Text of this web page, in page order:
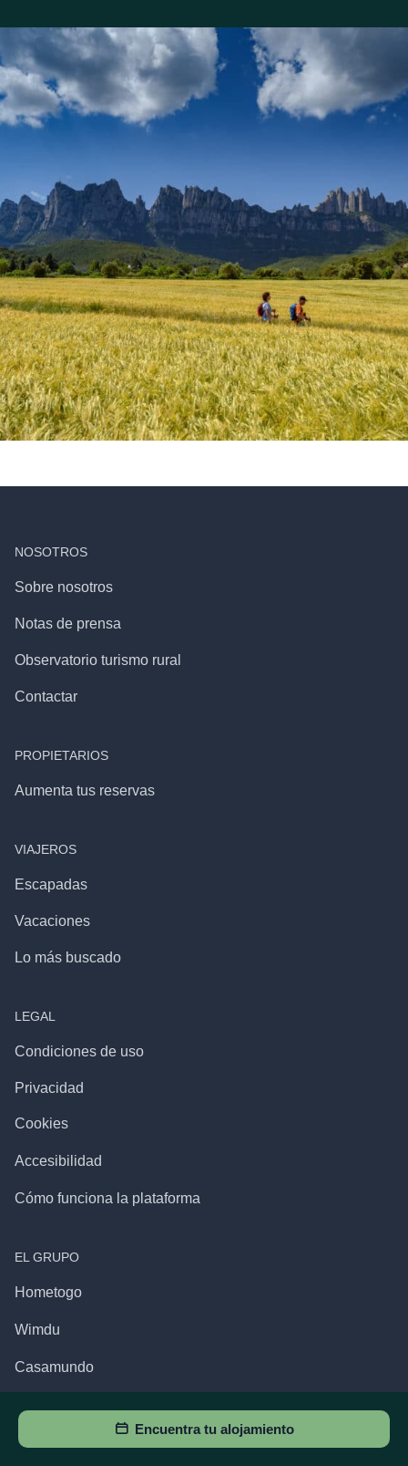
Encuentra tu alojamiento
NOSOTROS
Sobre nosotros
Notas de prensa
Observatorio turismo rural
Contactar
PROPIETARIOS
Aumenta tus reservas
VIAJEROS
Escapadas
Vacaciones
Lo más buscado
LEGAL
Condiciones de uso
Privacidad
Cookies
Accesibilidad
Cómo funciona la plataforma
EL GRUPO
Hometogo
Wimdu
Casamundo